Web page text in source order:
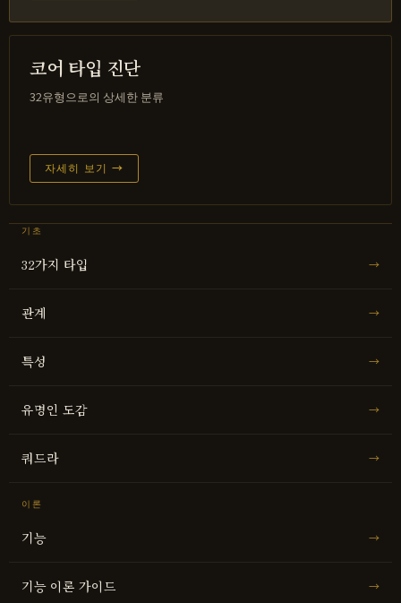
코어 타입 진단
32유형으로의 상세한 분류
자세히 보기 →
기초
32가지 타입 →
관계 →
특성 →
유명인 도감 →
쿼드라 →
이론
기능 →
기능 이론 가이드 →